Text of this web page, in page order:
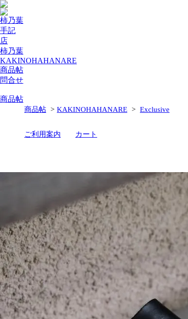
柿乃葉
手記
店
柿乃葉
KAKINOHAHANARE
商品帖
問合せ
商品帖
商品帖 > KAKINOHAHANARE > Exclusive
ご利用案内 カート